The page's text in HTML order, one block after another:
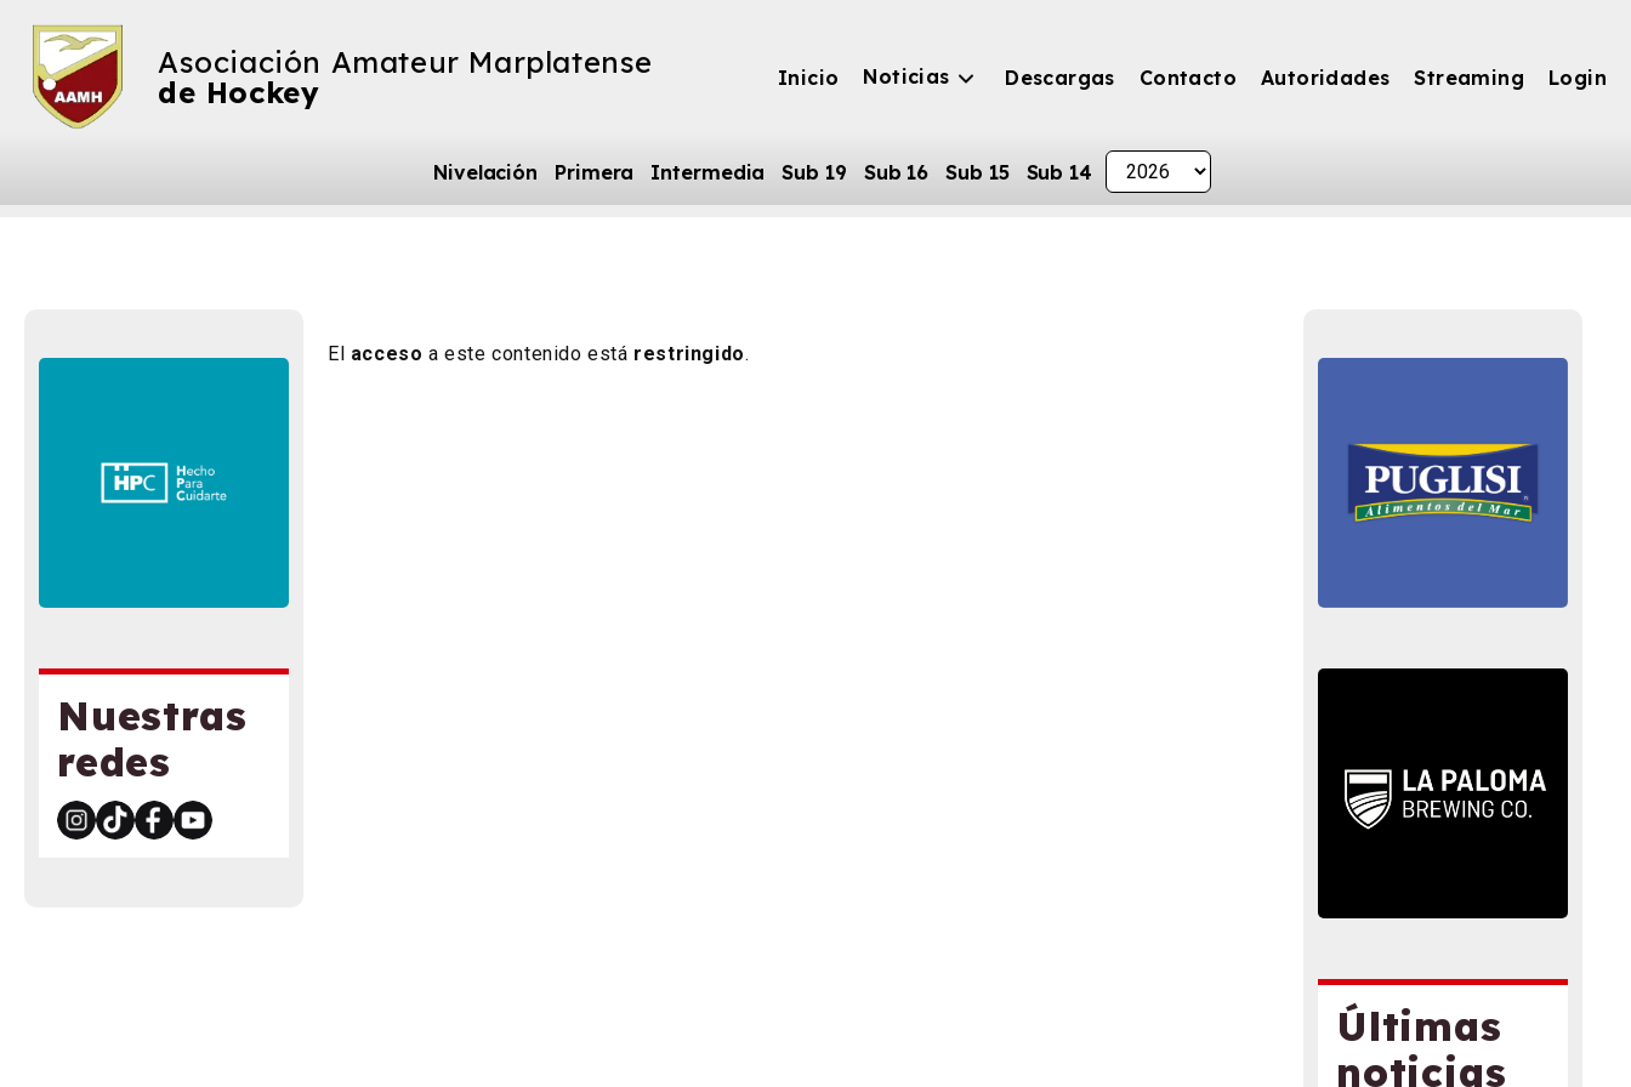
Asociación Amateur Marplatense
de Hockey
Inicio Noticias Descargas Contacto Autoridades Streaming Login
Nivelación Primera Intermedia Sub 19 Sub 16 Sub 15 Sub 14
Nuestras
redes
El acceso a este contenido está restringido.
Últimas
noticias